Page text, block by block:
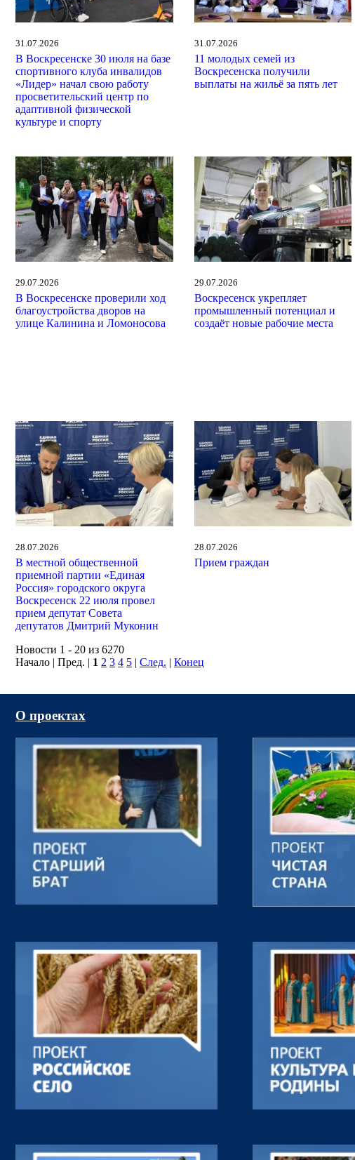
31.07.2026
В Воскресенске 30 июля на базе
спортивного клуба инвалидов
«Лидер» начал свою работу
просветительский центр по
адаптивной физической
культуре и спорту
31.07.2026
11 молодых семей из
Воскресенска получили
выплаты на жильё за пять лет
29.07.2026
В Воскресенске проверили ход
благоустройства дворов на
улице Калинина и Ломоносова
29.07.2026
Воскресенск укрепляет
промышленный потенциал и
создаёт новые рабочие места
28.07.2026
В местной общественной
приемной партии «Единая
Россия» городского округа
Воскресенск 22 июля провел
прием депутат Совета
депутатов Дмитрий Муконин
28.07.2026
Прием граждан
Новости 1 - 20 из 6270
Начало | Пред. | 1 2 3 4 5 | След. | Конец
О проектах